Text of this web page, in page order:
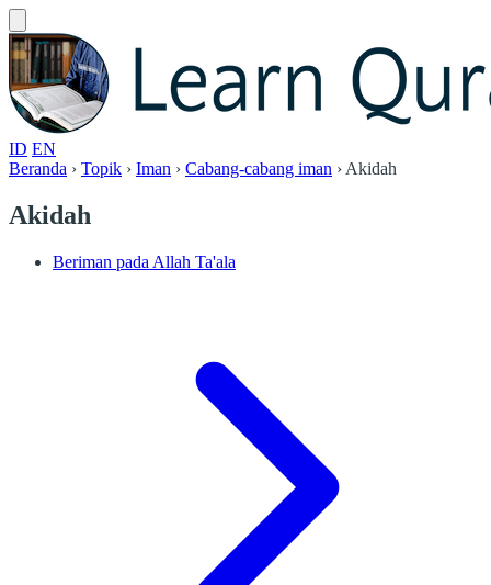
ID EN
Beranda › Topik › Iman › Cabang-cabang iman › Akidah
Akidah
Beriman pada Allah Ta'ala